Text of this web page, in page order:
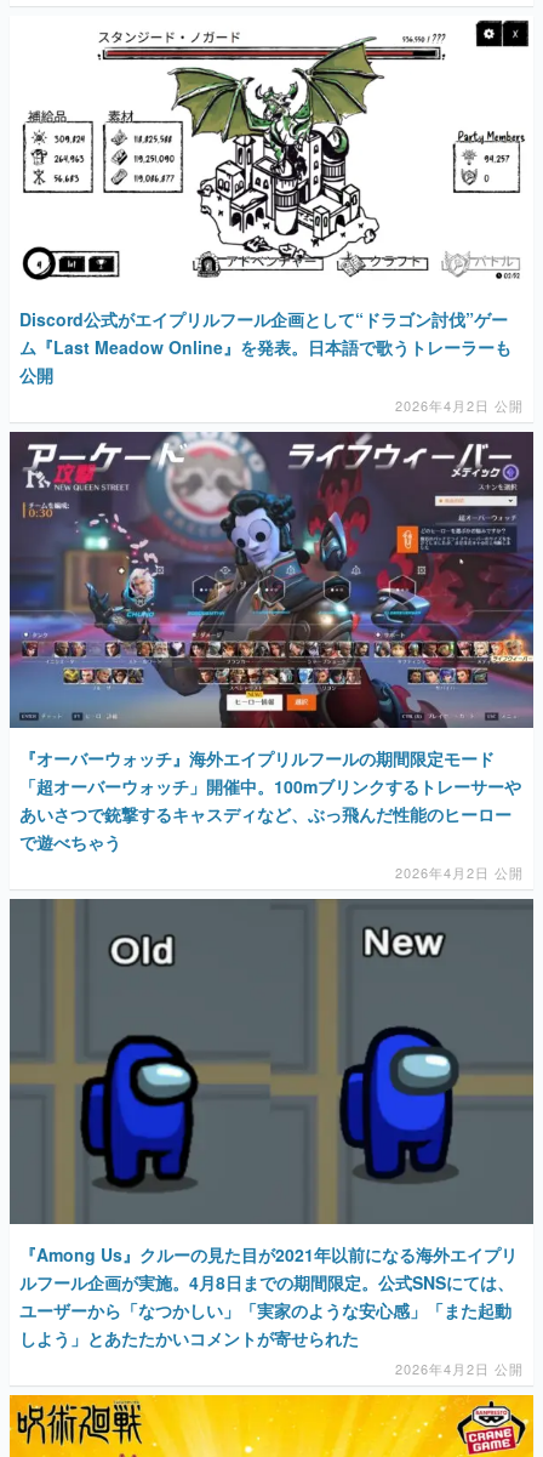
カテゴリ
マンガ
女性向け
その他
電ファミニコゲーマーとは？
運営：株式会社マレ
Discord公式がエイプリルフール企画として“ドラゴン討伐”ゲー
ム『Last Meadow Online』を発表。日本語で歌うトレーラーも
公開
2026年4月2日 公開
『オーバーウォッチ』海外エイプリルフールの期間限定モード
「超オーバーウォッチ」開催中。100mブリンクするトレーサーや
あいさつで銃撃するキャスディなど、ぶっ飛んだ性能のヒーロー
で遊べちゃう
2026年4月2日 公開
『Among Us』クルーの見た目が2021年以前になる海外エイプリ
ルフール企画が実施。4月8日までの期間限定。公式SNSにては、
ユーザーから「なつかしい」「実家のような安心感」「また起動
しよう」とあたたかいコメントが寄せられた
2026年4月2日 公開